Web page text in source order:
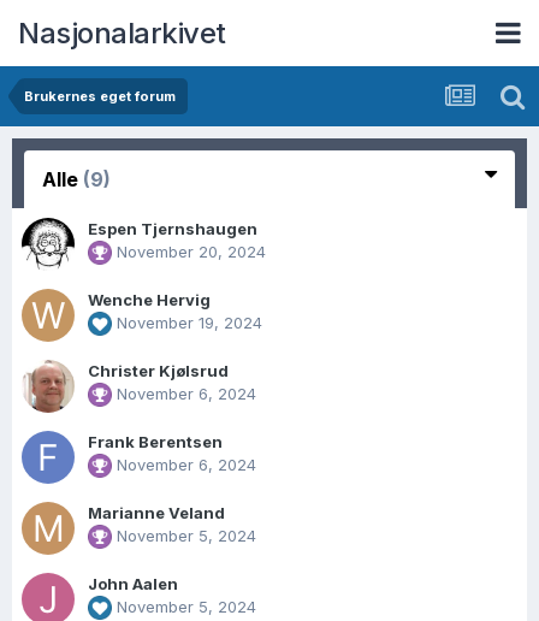
Nasjonalarkivet
Brukernes eget forum
Alle (9)
Espen Tjernshaugen
November 20, 2024
Wenche Hervig
November 19, 2024
Christer Kjølsrud
November 6, 2024
Frank Berentsen
November 6, 2024
Marianne Veland
November 5, 2024
John Aalen
November 5, 2024